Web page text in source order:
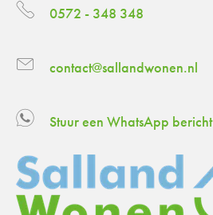
0572 - 348 348
contact@sallandwonen.nl
Stuur een WhatsApp bericht